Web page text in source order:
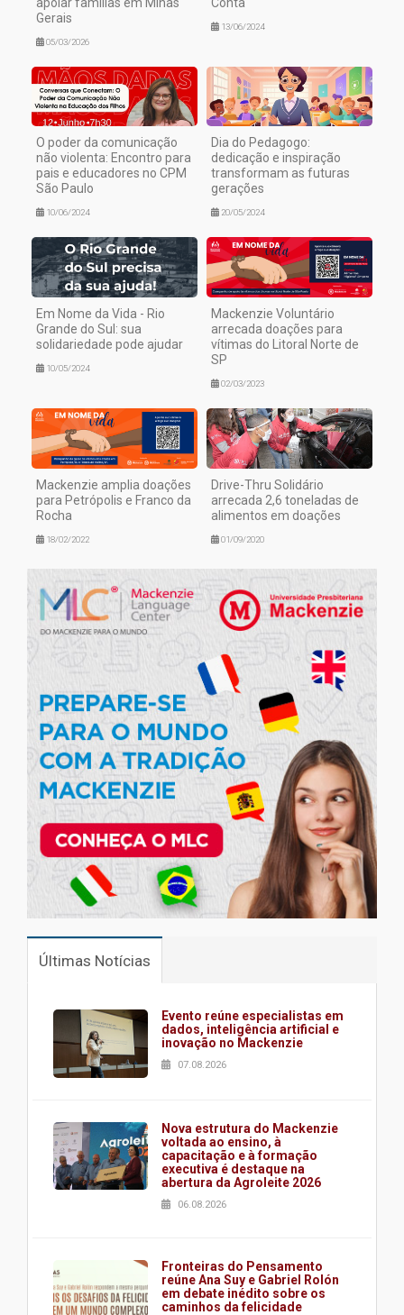
Gerais
05/03/2026
13/06/2024
O poder da comunicação
não violenta: Encontro para
pais e educadores no CPM
São Paulo
10/06/2024
Dia do Pedagogo:
dedicação e inspiração
transformam as futuras
gerações
20/05/2024
Em Nome da Vida - Rio
Grande do Sul: sua
solidariedade pode ajudar
10/05/2024
Mackenzie Voluntário
arrecada doações para
vítimas do Litoral Norte de
SP
02/03/2023
Mackenzie amplia doações
para Petrópolis e Franco da
Rocha
18/02/2022
Drive-Thru Solidário
arrecada 2,6 toneladas de
alimentos em doações
01/09/2020
Últimas Notícias
Evento reúne especialistas em
dados, inteligência artificial e
inovação no Mackenzie
07.08.2026
Nova estrutura do Mackenzie
voltada ao ensino, à
capacitação e à formação
executiva é destaque na
abertura da Agroleite 2026
06.08.2026
Fronteiras do Pensamento
reúne Ana Suy e Gabriel Rolón
em debate inédito sobre os
caminhos da felicidade